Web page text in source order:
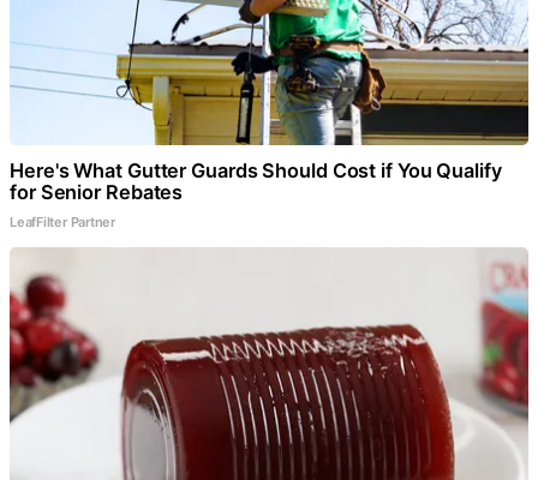
Here's What Gutter Guards Should Cost if You Qualify
for Senior Rebates
LeafFilter Partner